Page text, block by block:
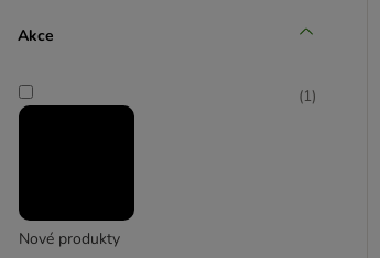
Akce
Nové produkty
(1)